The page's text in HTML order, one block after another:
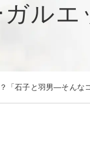
ルエ
「石子と羽男―そんな